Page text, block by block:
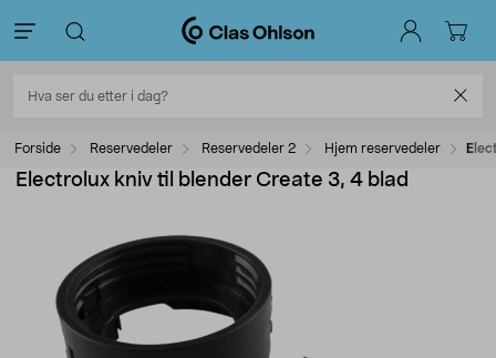
Forside Reservedeler Reservedeler 2 Hjem reservedeler
Electrolux kniv til blender Create 3, 4 blad